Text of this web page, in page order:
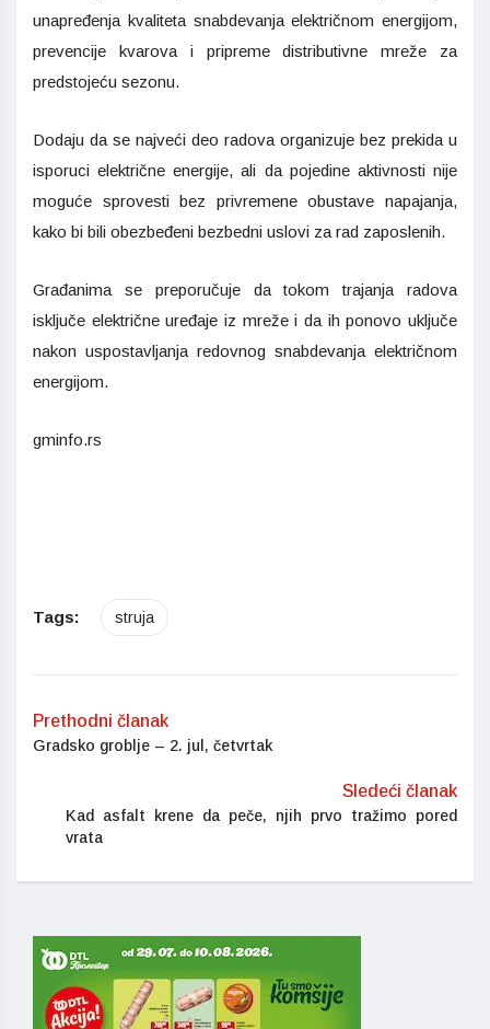
unapređenja kvaliteta snabdevanja električnom energijom,
prevencije kvarova i pripreme distributivne mreže za
predstojeću sezonu.
Dodaju da se najveći deo radova organizuje bez prekida u
isporuci električne energije, ali da pojedine aktivnosti nije
moguće sprovesti bez privremene obustave napajanja,
kako bi bili obezbeđeni bezbedni uslovi za rad zaposlenih.
Građanima se preporučuje da tokom trajanja radova
isključe električne uređaje iz mreže i da ih ponovo uključe
nakon uspostavljanja redovnog snabdevanja električnom
energijom.
gminfo.rs
Tags: struja
Prethodni članak
Gradsko groblje – 2. jul, četvrtak
Sledeći članak
Kad asfalt krene da peče, njih prvo tražimo pored
vrata